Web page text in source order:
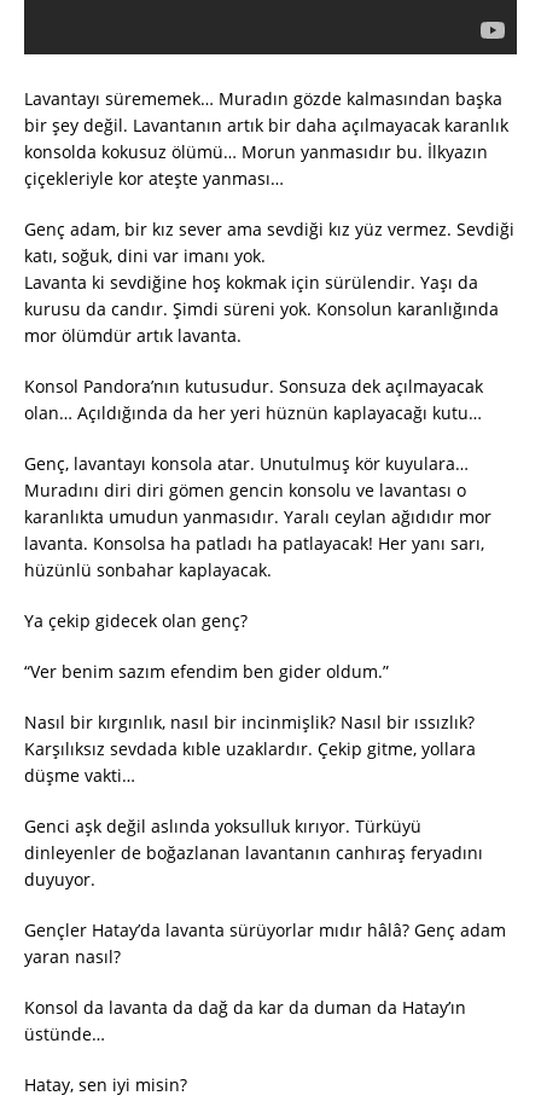
Lavantayı sürememek… Muradın gözde kalmasından başka
bir şey değil. Lavantanın artık bir daha açılmayacak karanlık
konsolda kokusuz ölümü… Morun yanmasıdır bu. İlkyazın
çiçekleriyle kor ateşte yanması…
Genç adam, bir kız sever ama sevdiği kız yüz vermez. Sevdiği
katı, soğuk, dini var imanı yok.
Lavanta ki sevdiğine hoş kokmak için sürülendir. Yaşı da
kurusu da candır. Şimdi süreni yok. Konsolun karanlığında
mor ölümdür artık lavanta.
Konsol Pandora’nın kutusudur. Sonsuza dek açılmayacak
olan… Açıldığında da her yeri hüznün kaplayacağı kutu…
Genç, lavantayı konsola atar. Unutulmuş kör kuyulara…
Muradını diri diri gömen gencin konsolu ve lavantası o
karanlıkta umudun yanmasıdır. Yaralı ceylan ağıdıdır mor
lavanta. Konsolsa ha patladı ha patlayacak! Her yanı sarı,
hüzünlü sonbahar kaplayacak.
Ya çekip gidecek olan genç?
“Ver benim sazım efendim ben gider oldum.”
Nasıl bir kırgınlık, nasıl bir incinmişlik? Nasıl bir ıssızlık?
Karşılıksız sevdada kıble uzaklardır. Çekip gitme, yollara
düşme vakti…
Genci aşk değil aslında yoksulluk kırıyor. Türküyü
dinleyenler de boğazlanan lavantanın canhıraş feryadını
duyuyor.
Gençler Hatay’da lavanta sürüyorlar mıdır hâlâ? Genç adam
yaran nasıl?
Konsol da lavanta da dağ da kar da duman da Hatay’ın
üstünde…
Hatay, sen iyi misin?